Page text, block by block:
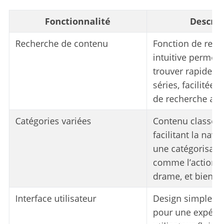
Fonctionnalité
Recherche de contenu
Fonction de
intuitive
trouver
séries, facilitée
de recherche
Catégories variées
Contenu classé
facilitant la
une
comme
drame, et bien
Interface utilisateur
Design simple
pour une